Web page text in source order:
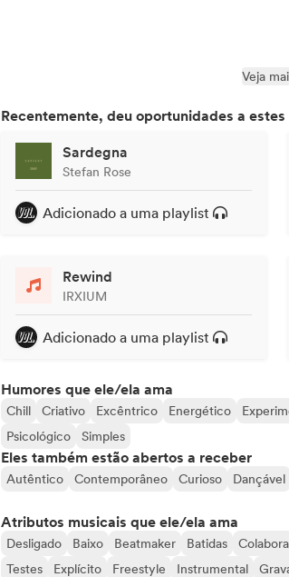
Veja
Recentemente, deu oportunidades a
Sardegna
Stefan Rose
Adicionado a uma playlist
Rewind
IRXIUM
Adicionado a uma playlist
Humores que ele/ela ama
Chill Criativo Excêntrico Energético
Psicológico
Simples
Eles também estão abertos a receber
Autêntico Contemporâneo Curioso Dançável
Atributos musicais que ele/ela ama
Desligado Baixo Beatmaker Batidas
Testes
Explícito Freestyle Instrumental